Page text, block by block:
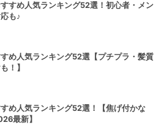
すめ人気ランキング52選！初心者・メン
も♪
め人気ランキング52選【プチプラ・髪質
！】
め人気ランキング52選！【焦げ付かな
最新】